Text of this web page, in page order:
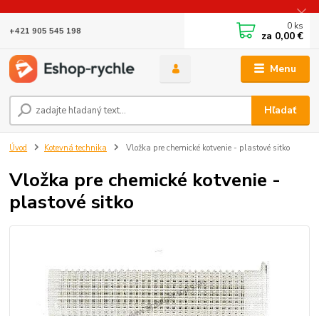
Menu
Hľadať
+421 905 545 198 0 ks
za 0,00 €
Úvod Kotevná technika Vložka pre chemické kotvenie - plastové sitko
Vložka pre chemické kotvenie -
plastové sitko